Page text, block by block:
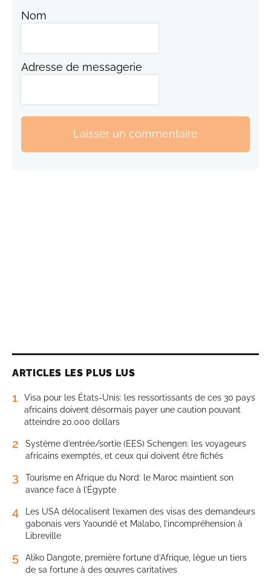
Nom
Adresse de messagerie
Laisser un commentaire
ARTICLES LES PLUS LUS
1
Visa pour les États-Unis: les ressortissants de ces 30 pays
africains doivent désormais payer une caution pouvant
atteindre 20.000 dollars
2
Système d’entrée/sortie (EES) Schengen: les voyageurs
africains exemptés, et ceux qui doivent être fichés
3
Tourisme en Afrique du Nord: le Maroc maintient son
avance face à l’Égypte
4
Les USA délocalisent l’examen des visas des demandeurs
gabonais vers Yaoundé et Malabo, l’incompréhension à
Libreville
5
Aliko Dangote, première fortune d’Afrique, lègue un tiers
de sa fortune à des œuvres caritatives